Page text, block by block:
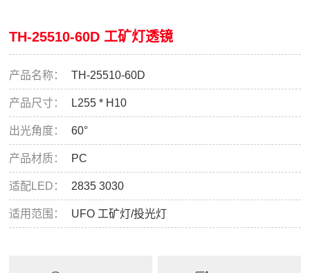
TH-25510-60D 工矿灯透镜
产品名称： TH-25510-60D
产品尺寸： L255 * H10
出光角度： 60°
产品材质： PC
适配LED： 2835 3030
适用范围： UFO 工矿灯/投光灯